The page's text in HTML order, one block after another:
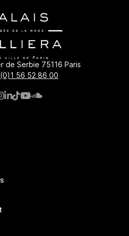
de Serbie 75116 Paris
56 52 86 00